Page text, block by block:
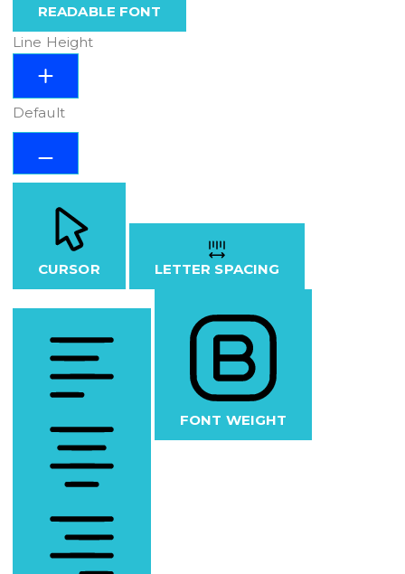
READABLE FONT
Line Height
Default
CURSOR LETTER SPACING
FONT WEIGHT